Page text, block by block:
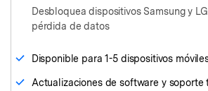
Desbloquea dispositivos Samsung y
pérdida de datos
󠀰Disponible para 1-5 dispositivos
Actualizaciones de software y soporte